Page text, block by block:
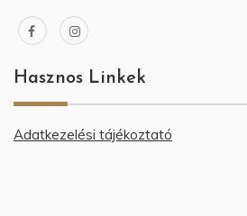
Hasznos Linkek
Adatkezelési tájékoztató